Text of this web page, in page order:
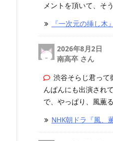
メントを頂いて、そ
『一次元の挿し木』
2026年8月2日
南高卒 さん
渋谷そらじ君って
んぱんにも出演され
で、やっぱり、風薫
NHK朝ドラ『風、